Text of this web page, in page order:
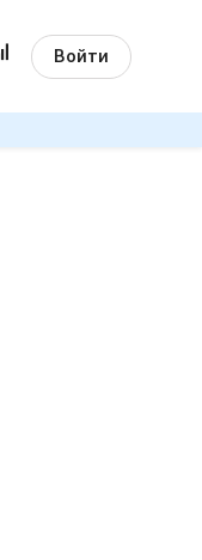
Войти